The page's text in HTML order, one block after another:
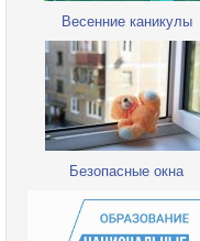
Весенние каникулы
Безопасные окна